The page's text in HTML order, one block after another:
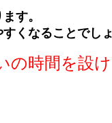
す。
くなることでしょ
時間を設け